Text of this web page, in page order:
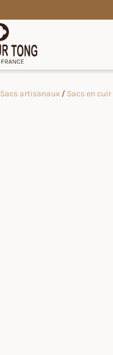
Sacs artisanaux / Sacs en cuir